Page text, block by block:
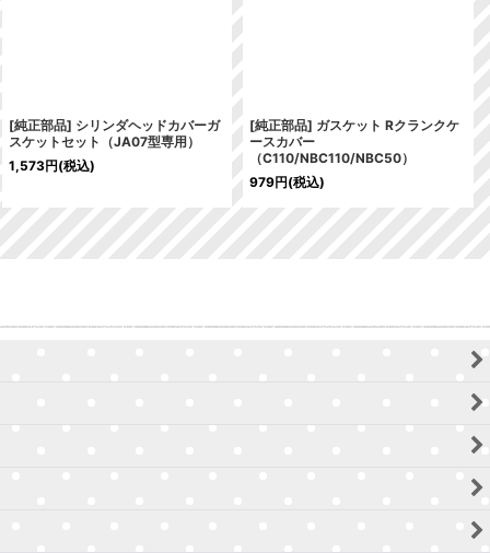
[純正部品] シリンダヘッドカバーガ
スケットセット（JA07型専用）
1,573円(税込)
[純正部品] ガスケット Rクランクケ
ースカバー
（C110/NBC110/NBC50）
979円(税込)